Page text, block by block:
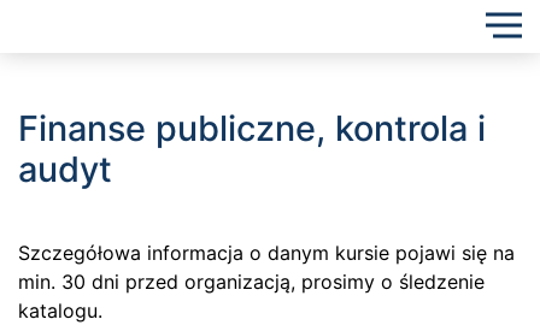
Finanse publiczne, kontrola i
audyt
Szczegółowa informacja o danym kursie pojawi się na
min. 30 dni przed organizacją, prosimy o śledzenie
katalogu.